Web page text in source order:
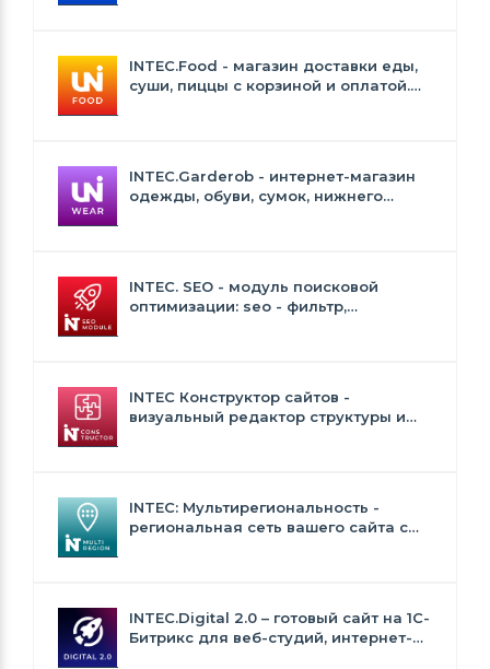
INTEC.Food - магазин доставки еды,
суши, пиццы с корзиной и оплатой.
INTEC.Garderob - интернет-магазин
одежды, обуви, сумок, нижнего
INTEC. SEO - модуль поисковой
оптимизации: seo - фильтр,
INTEC Конструктор сайтов -
визуальный редактор структуры и
INTEC: Мультирегиональность -
региональная сеть вашего сайта с
INTEC.Digital 2.0 – готовый сайт на 1C-
Битрикс для веб-студий, интернет-